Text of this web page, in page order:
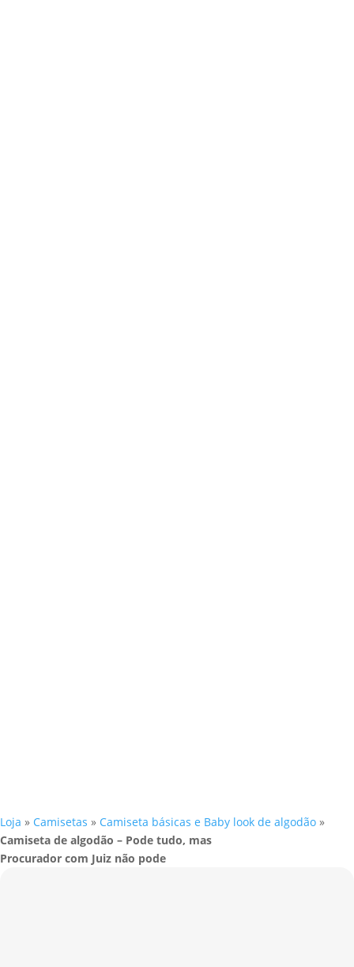
Loja » Camisetas » Camiseta básicas e Baby look de algodão »
Camiseta de algodão – Pode tudo, mas
Procurador com Juiz não pode